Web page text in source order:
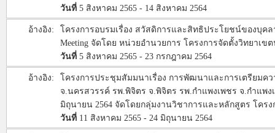
วันที่ 5 สิงหาคม 2565 - 14 สิงหาคม 2564
อ้างอิง:
โครงการอบรมเรื่อง สวัสดิการและสิทธิประโยชน์ของบุค
Meeting จัดโดย หน่วยอำนวยการ โครงการจัดตั้งวิทยาเ
วันที่ 5 สิงหาคม 2565 - 23 กรกฎาคม 2564
อ้างอิง:
โครงการประชุมสัมมนาเรื่อง การพัฒนาและการเตรียมค
จ.นครสวรรค์ รพ.พิจิตร จ.พิจิตร รพ.กำแพงเพชร จ.กำแพ
มิถุนายน 2564 จัดโดยกลุ่มงานวิชาการและหลักสูตร โค
วันที่ 11 สิงหาคม 2565 - 24 มิถุนายน 2564